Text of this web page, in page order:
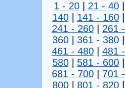
1 - 20| 21 - 40
140| 141 - 160
241 - 260| 261
360| 361 - 380
461 - 480| 481
580| 581 - 600
681 - 700| 701
800| 801 - 820